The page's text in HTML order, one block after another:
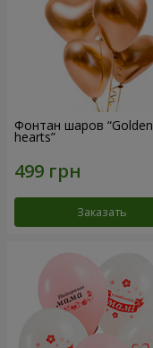
Фонтан шаров “Golden
hearts”
Заказать